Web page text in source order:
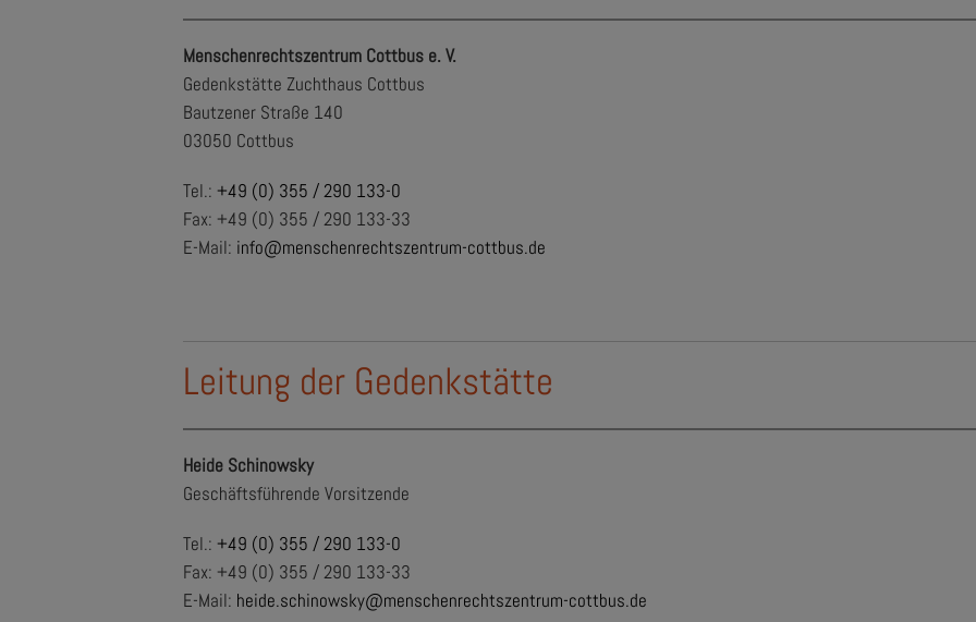
Menschenrechtszentrum Cottbus e. V.
Gedenkstätte Zuchthaus Cottbus
Bautzener Straße 140
03050 Cottbus
Tel.: +49 (0) 355 / 290 133-0
Fax: +49 (0) 355 / 290 133-33
E-Mail: info@menschenrechtszentrum-cottbus.de
Leitung der Gedenkstätte
Heide Schinowsky
Geschäftsführende Vorsitzende
Tel.: +49 (0) 355 / 290 133-0
Fax: +49 (0) 355 / 290 133-33
E-Mail: heide.schinowsky@menschenrechtszentrum-cottbus.de